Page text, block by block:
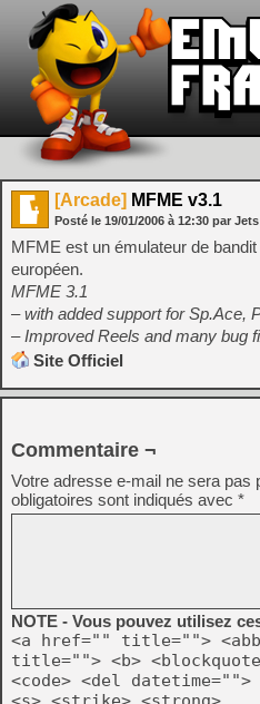
[Arcade] MFME v3.1
Posté le 19/01/2006 à 12:30 par Jets
MFME est un émulateur de
européen.
MFME 3.1
– with added support for Sp.Ace,
– Improved Reels and many bug
Site Officiel
Commentaire ¬
Votre adresse e-mail ne sera pas
obligatoires sont indiqués avec *
NOTE - Vous pouvez utilisez
<a href="" title="">
title=""> <b>
<code> <del